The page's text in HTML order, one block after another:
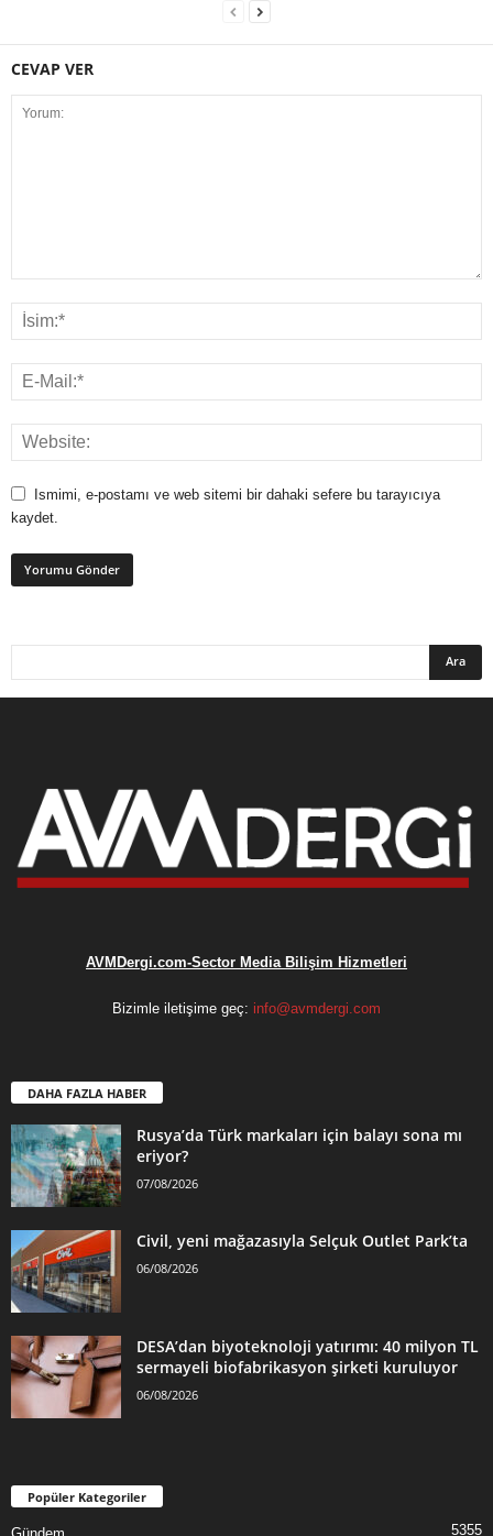
CEVAP VER
Ismimi, e-postamı ve web sitemi bir dahaki sefere bu tarayıcıya
kaydet.
AVMDergi.com-Sector Media Bilişim Hizmetleri
Bizimle iletişime geç: info@avmdergi.com
DAHA FAZLA HABER
Rusya’da Türk markaları için balayı sona mı
eriyor?
07/08/2026
Civil, yeni mağazasıyla Selçuk Outlet Park’ta
06/08/2026
DESA’dan biyoteknoloji yatırımı: 40 milyon TL
sermayeli biofabrikasyon şirketi kuruluyor
06/08/2026
Popüler Kategoriler
5355